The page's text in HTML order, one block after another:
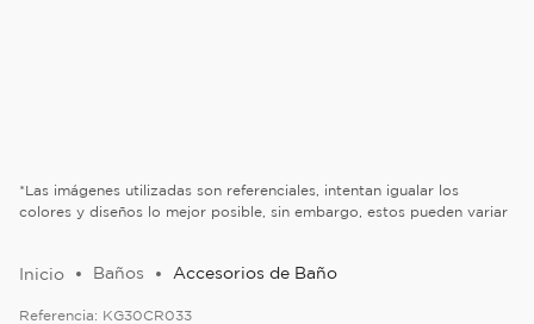
*Las imágenes utilizadas son referenciales, intentan igualar los
colores y diseños lo mejor posible, sin embargo, estos pueden variar
Baños Accesorios de Baño
Referencia: KG30CR033